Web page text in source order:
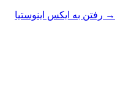
→ رفتن به ایکس اینوستیا